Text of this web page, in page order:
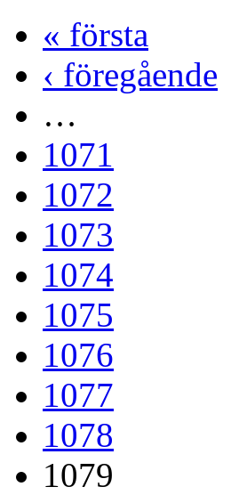
« första
‹ föregående
…
1071
1072
1073
1074
1075
1076
1077
1078
1079